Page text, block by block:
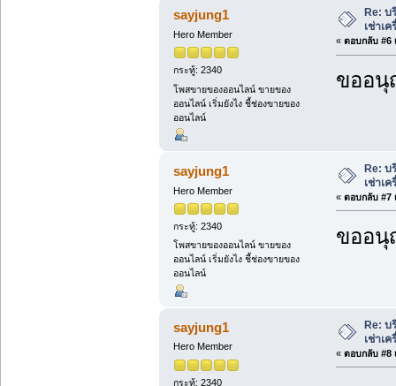
sayjung1
Hero Member
กระทู้: 2340
โพสขายของออนไลน์ ขายของ
ออนไลน์ เริ่มยังไง ชี้ช่องขายของ
ออนไลน์
Re: บ
เช่าเ
« ตอบกลับ #6
ขออนุ
sayjung1
Hero Member
กระทู้: 2340
โพสขายของออนไลน์ ขายของ
ออนไลน์ เริ่มยังไง ชี้ช่องขายของ
ออนไลน์
Re: บ
เช่าเ
« ตอบกลับ #7
ขออนุ
sayjung1
Hero Member
กระทู้: 2340
Re: บ
เช่าเ
« ตอบกลับ #8